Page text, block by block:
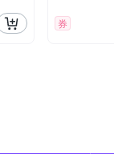
券